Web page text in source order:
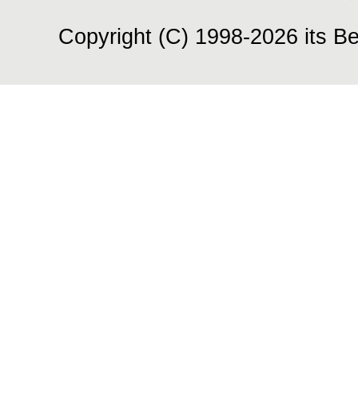
Copyright (C) 1998-2026 its